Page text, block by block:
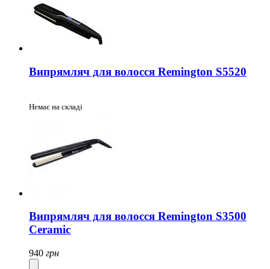
Випрямляч для волосся Remington S5520
Немає на складі
Випрямляч для волосся Remington S3500
Ceramic
940 грн